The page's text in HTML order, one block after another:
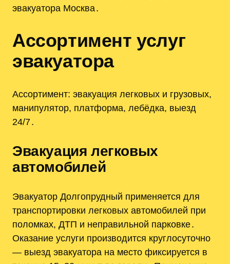
эвакуатора Москва․
Ассортимент услуг
эвакуатора
Ассортимент: эвакуация легковых и грузовых,
манипулятор, платформа, лебёдка, выезд
24/7․
Эвакуация легковых
автомобилей
Эвакуатор Долгопрудный применяется для
транспортировки легковых автомобилей при
поломках, ДТП и неправильной парковке․
Оказание услуги производится круглосуточно
— выезд эвакуатора на место фиксируется в